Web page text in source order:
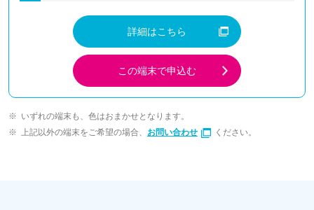
詳細はこちら
この端末で申込む
いずれの端末も、色はおまかせとなります。
上記以外の端末をご希望の場合、 お問い合わせ ください。